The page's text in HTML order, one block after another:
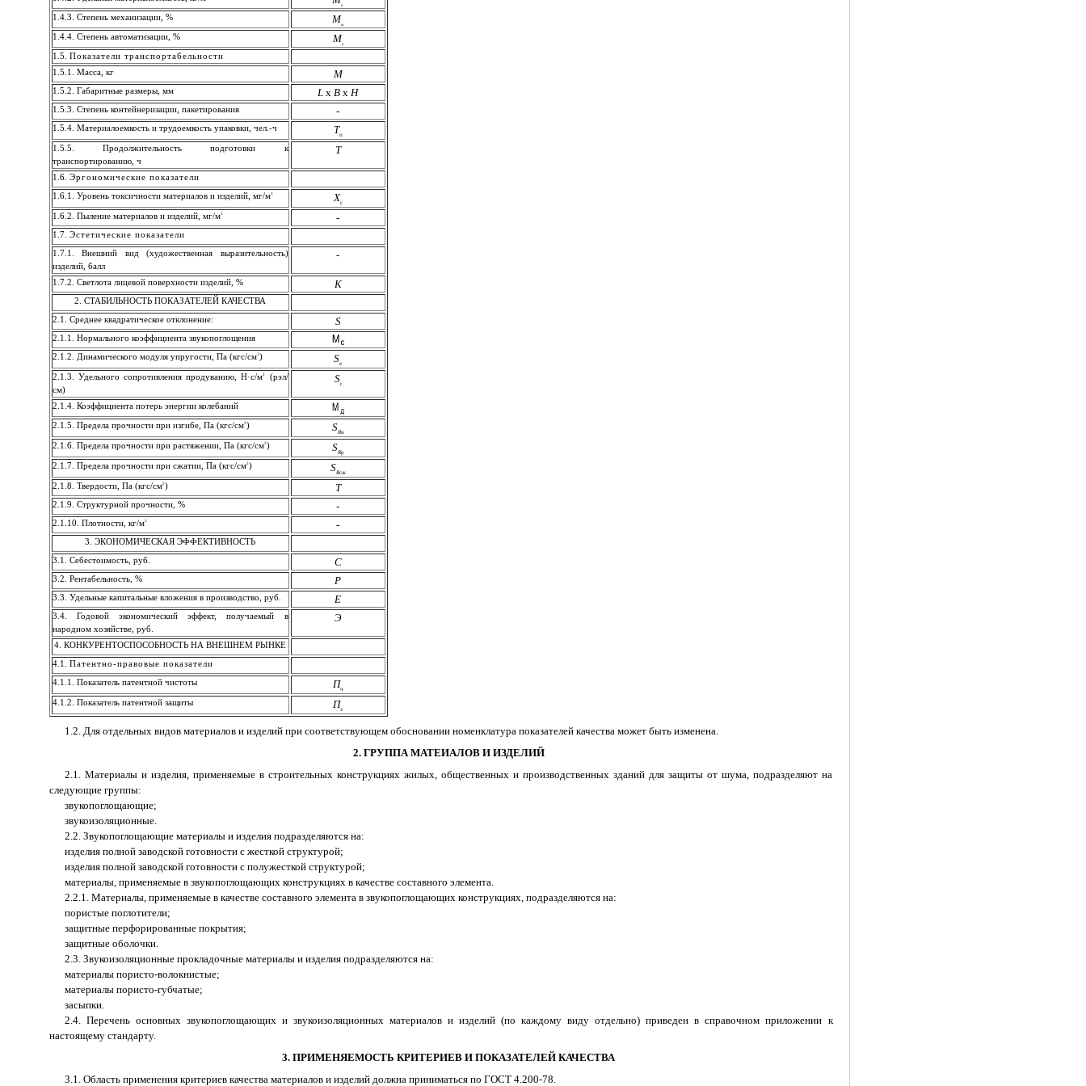
у
1.4.3. Степень механизации, % Мм
1.4.4. Степень автоматизации, % Ма
1.5. Показатели транспортабельности
1.5.1. Масса, кг
М
1.5.2. Габаритные размеры, мм L х B х H
1.5.3. Степень контейнеризации, пакетирования -
1.5.4. Материалоемкость и трудоемкость упаковки, чел.-ч Тп
1.5.5. Продолжительность подготовки к
транспортированию, ч
Т
1.6. Эргономические показатели
1.6.1. Уровень токсичности материалов и изделий, мг/м3 Хс
1.6.2. Пыление материалов и изделий, мг/м3 -
1.7. Эстетические показатели
1.7.1. Внешний вид (художественная выразительность)
изделий, балл
-
1.7.2. Светлота лицевой поверхности изделий, % К
2. СТАБИЛЬНОСТЬ ПОКАЗАТЕЛЕЙ КАЧЕСТВА
2.1. Среднее квадратическое отклонение: S
2.1.1. Нормального коэффициента звукопоглощения
2.1.2. Динамического модуля упругости, Па (кгс/см2) Sе
2.1.3. Удельного сопротивления продуванию, Н·с/м2
(рэл/
см)
Sr
2.1.4. Коэффициента потерь энергии колебаний
2.1.5. Предела прочности при изгибе, Па (кгс/см2) SRи
2.1.6. Предела прочности при растяжении, Па (кгс/см2) SRp
2.1.7. Предела прочности при сжатии, Па (кгс/см2) SRсж
2.1.8. Твердости, Па (кгс/см2) Т
2.1.9. Структурной прочности, % -
2.1.10. Плотности, кг/м3 -
3. ЭКОНОМИЧЕСКАЯ ЭФФЕКТИВНОСТЬ
3.1. Себестоимость, руб. С
3.2. Рентабельность, % Р
3.3. Удельные капитальные вложения в производство, руб. Е
3.4. Годовой экономический эффект, получаемый в
народном хозяйстве, руб.
Э
4. КОНКУРЕНТОСПОСОБНОСТЬ НА ВНЕШНЕМ РЫНКЕ
4.1. Патентно-правовые показатели
4.1.1. Показатель патентной чистоты Пч
4.1.2. Показатель патентной защиты Пз
1.2. Для отдельных видов материалов и изделий при соответст­вующем обосновании номенклатура показателей качества может быть изменена.
2. ГРУППА МАТЕИАЛОВ И ИЗДЕЛИЙ
2.1. Материалы и изделия, применяемые в строительных конструкциях жилых, общественных и производственных зданий для защиты от шума, подразделяют на
следующие группы:
звукопоглощающие;
звукоизоляционные.
2.2. Звукопоглощающие материалы и изделия подразделяются на:
изделия полной заводской готовности с жесткой структурой;
изделия полной заводской готовности с полужесткой структурой;
материалы, применяемые в звукопоглощающих конструкциях в качестве составного элемента.
2.2.1. Материалы, применяемые в качестве составного элемента в звукопоглощающих конструкциях, подразделяются на:
пористые поглотители;
защитные перфорированные покрытия;
защитные оболочки.
2.3. Звукоизоляционные прокладочные материалы и изделия подразделяются на:
материалы пористо-волокнистые;
материалы пористо-губчатые;
засыпки.
2.4. Перечень основных звукопоглощающих и звукоизоляционных материалов и изделий (по каждому виду отдельно) приведен в справочном приложении к
настоящему стандарту.
3. ПРИМЕНЯЕМОСТЬ КРИТЕРИЕВ И ПОКАЗАТЕЛЕЙ КАЧЕСТВА
3.1. Область применения критериев качества материалов и изделий должна приниматься по ГОСТ 4.200-78.